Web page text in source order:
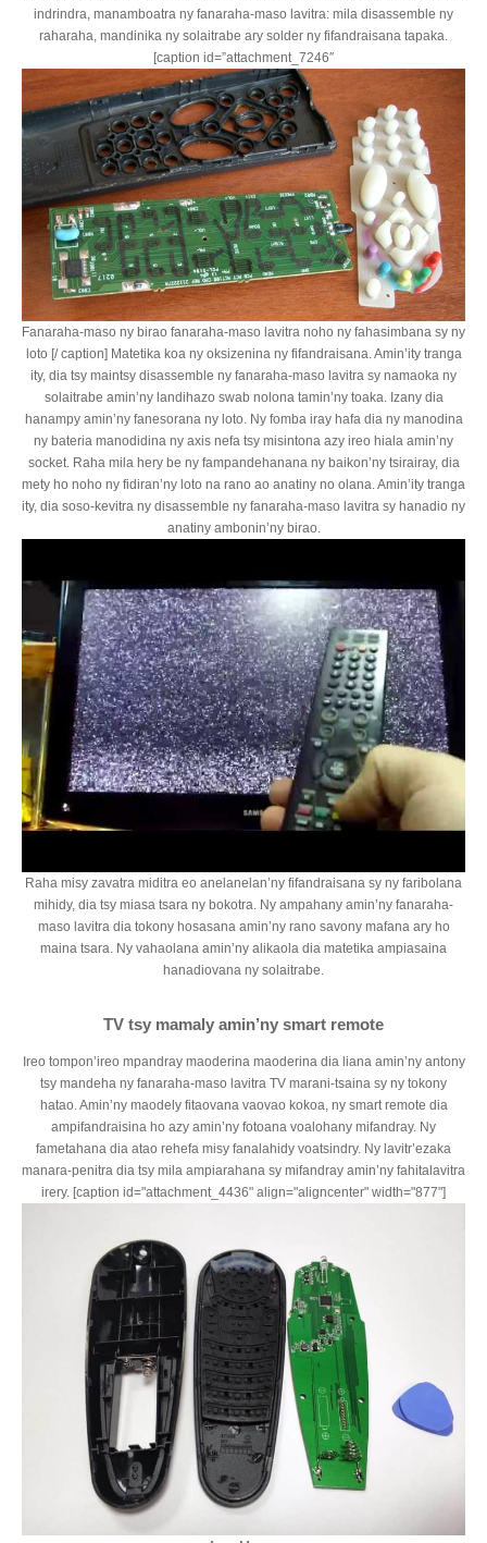
indrindra, manamboatra ny fanaraha-maso lavitra: mila disassemble ny
raharaha, mandinika ny solaitrabe ary solder ny fifandraisana tapaka.
[caption id=”attachment_7246″
Fanaraha-maso ny birao fanaraha-maso lavitra noho ny fahasimbana sy ny
loto [/ caption] Matetika koa ny oksizenina ny fifandraisana. Amin’ity tranga
ity, dia tsy maintsy disassemble ny fanaraha-maso lavitra sy namaoka ny
solaitrabe amin’ny landihazo swab nolona tamin’ny toaka. Izany dia
hanampy amin’ny fanesorana ny loto. Ny fomba iray hafa dia ny manodina
ny bateria manodidina ny axis nefa tsy misintona azy ireo hiala amin’ny
socket. Raha mila hery be ny fampandehanana ny baikon’ny tsirairay, dia
mety ho noho ny fidiran’ny loto na rano ao anatiny no olana. Amin’ity tranga
ity, dia soso-kevitra ny disassemble ny fanaraha-maso lavitra sy hanadio ny
anatiny ambonin’ny birao.
Raha misy zavatra miditra eo anelanelan’ny fifandraisana sy ny faribolana
mihidy, dia tsy miasa tsara ny bokotra. Ny ampahany amin’ny fanaraha-
maso lavitra dia tokony hosasana amin’ny rano savony mafana ary ho
maina tsara. Ny vahaolana amin’ny alikaola dia matetika ampiasaina
hanadiovana ny solaitrabe.
TV tsy mamaly amin’ny smart remote
Ireo tompon’ireo mpandray maoderina maoderina dia liana amin’ny antony
tsy mandeha ny fanaraha-maso lavitra TV marani-tsaina sy ny tokony
hatao. Amin’ny maodely fitaovana vaovao kokoa, ny smart remote dia
ampifandraisina ho azy amin’ny fotoana voalohany mifandray. Ny
fametahana dia atao rehefa misy fanalahidy voatsindry. Ny lavitr’ezaka
manara-penitra dia tsy mila ampiarahana sy mifandray amin’ny fahitalavitra
irery. [caption id="attachment_4436" align="aligncenter" width="877"]